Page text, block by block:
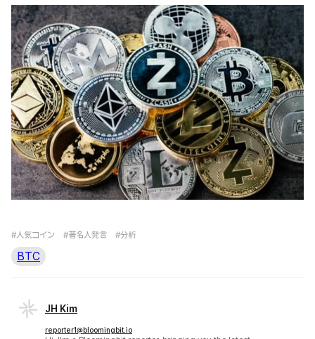
#人気コイン #著名人発言 #分析
BTC
JH Kim
reporter1@bloomingbit.io